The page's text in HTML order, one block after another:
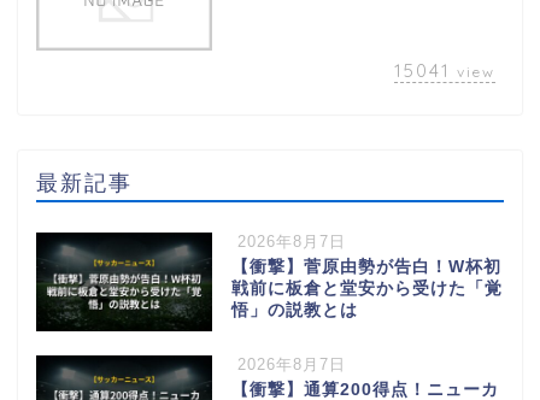
15041 view
最新記事
2026年8月7日
【衝撃】菅原由勢が告白！W杯初
戦前に板倉と堂安から受けた「覚
悟」の説教とは
2026年8月7日
【衝撃】通算200得点！ニューカ